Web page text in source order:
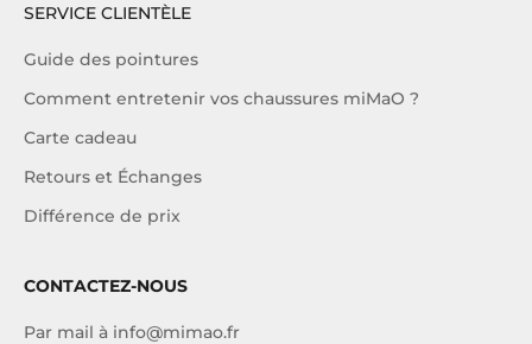
SERVICE CLIENTÈLE
Guide des pointures
Comment entretenir vos chaussures miMaO ?
Carte cadeau
Retours et Échanges
Différence de prix
CONTACTEZ-NOUS
Par mail à info@mimao.fr